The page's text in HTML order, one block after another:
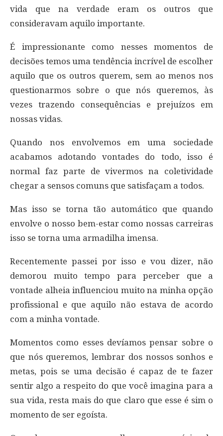
vida que na verdade eram os outros que
consideravam aquilo importante.
É impressionante como nesses momentos de
decisões temos uma tendência incrível de escolher
aquilo que os outros querem, sem ao menos nos
questionarmos sobre o que nós queremos, às
vezes trazendo consequências e prejuízos em
nossas vidas.
Quando nos envolvemos em uma sociedade
acabamos adotando vontades do todo, isso é
normal faz parte de vivermos na coletividade
chegar a sensos comuns que satisfaçam a todos.
Mas isso se torna tão automático que quando
envolve o nosso bem-estar como nossas carreiras
isso se torna uma armadilha imensa.
Recentemente passei por isso e vou dizer, não
demorou muito tempo para perceber que a
vontade alheia influenciou muito na minha opção
profissional e que aquilo não estava de acordo
com a minha vontade.
Momentos como esses devíamos pensar sobre o
que nós queremos, lembrar dos nossos sonhos e
metas, pois se uma decisão é capaz de te fazer
sentir algo a respeito do que você imagina para a
sua vida, resta mais do que claro que esse é sim o
momento de ser egoísta.